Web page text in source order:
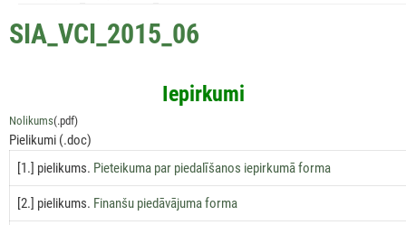
SIA_VCI_2015_06
Iepirkumi
Nolikums(.pdf)
Pielikumi (.doc)
[1.] pielikums. Pieteikuma par piedalīšanos iepirkumā forma
[2.] pielikums. Finanšu piedāvājuma forma